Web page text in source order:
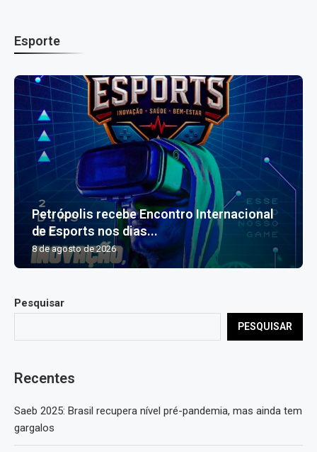
Pesquisar
PESQUISAR
Recentes
Saeb 2025: Brasil recupera nível pré-pandemia, mas ainda tem
gargalos
Esporte
Petrópolis recebe Encontro Internacional
de Esports nos dias...
8 de agosto de 2026